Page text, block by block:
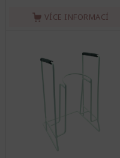
VÍCE INFORMACÍ